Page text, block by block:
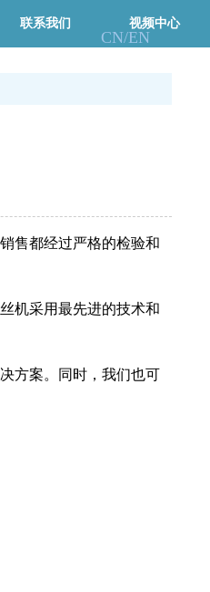
CN/EN
联系我们 视频中心
售都经过严格的检验和
机采用最先进的技术和
方案。同时，我们也可